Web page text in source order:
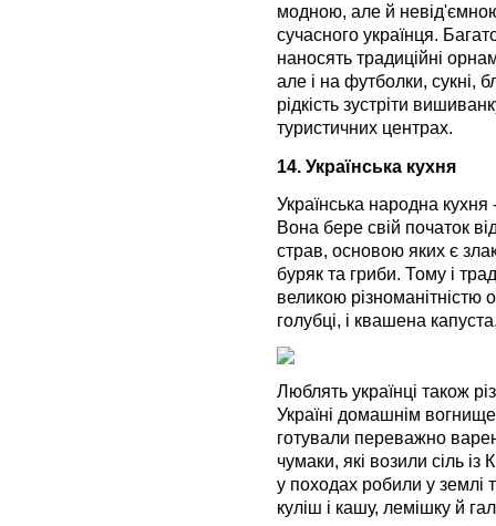
модною, але й
сучасного українця.
наносять традиційні
але і на футболки, сукні,
рідкість зустріти
туристичних центрах.
14. Українська кухня
Українська народна кухня
Вона бере свій початок
страв, основою яких є
буряк та гриби. Тому і
великою різноманітністю
голубці, і квашена
Люблять українці також
Україні домашнім
готували переважно
чумаки, які возили сіль
у походах робили у землі
куліш і кашу, лемішку й